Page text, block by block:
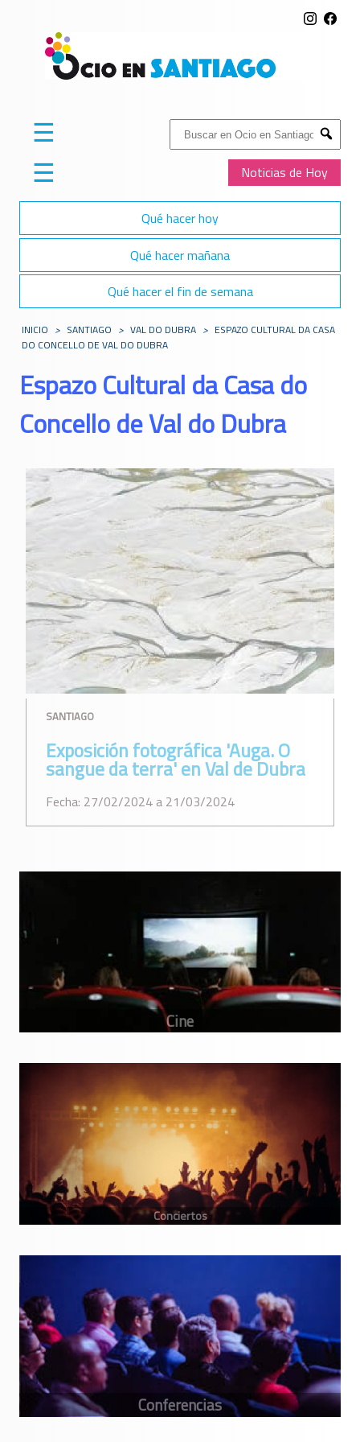
Buscar:
Submit
Noticias de Hoy
☰
☰
Qué hacer hoy
Qué hacer mañana
Qué hacer el fin de semana
INICIO > SANTIAGO > VAL DO DUBRA > ESPAZO CULTURAL DA CASA
DO CONCELLO DE VAL DO DUBRA
Espazo Cultural da Casa do
Concello de Val do Dubra
SANTIAGO
Exposición fotográfica 'Auga. O
sangue da terra' en Val de Dubra
Fecha: 27/02/2024 a 21/03/2024